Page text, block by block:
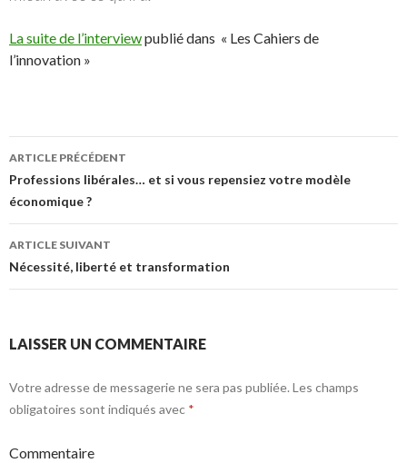
La suite de l’interviewpublié dans « Les Cahiers de
l’innovation »
Navigation des articles
ARTICLE PRÉCÉDENT
Professions libérales… et si vous repensiez votre modèle
économique ?
ARTICLE SUIVANT
Nécessité, liberté et transformation
LAISSER UN COMMENTAIRE
Votre adresse de messagerie ne sera pas publiée. Les champs
obligatoires sont indiqués avec *
Commentaire